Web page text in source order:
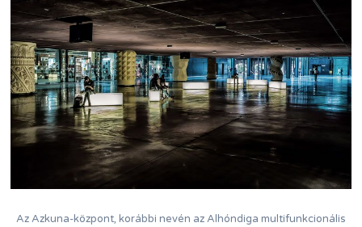
Az Azkuna-központ, korábbi nevén az Alhóndiga multifunkcionális